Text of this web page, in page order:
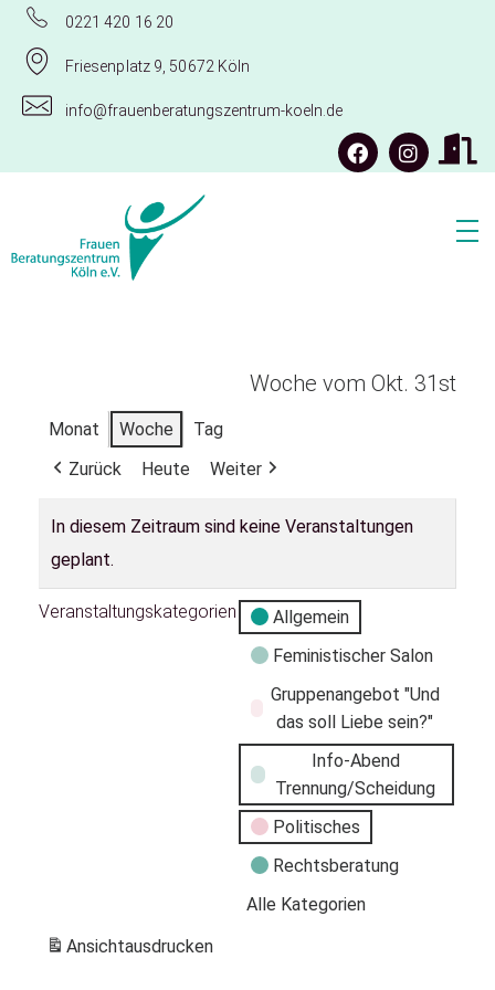
0221 420 16 20
Friesenplatz 9, 50672 Köln
info@frauenberatungszentrum-koeln.de
Woche vom Okt. 31st
Monat Woche
Tag
Zurück
Heute Weiter
In diesem Zeitraum sind keine Veranstaltungen
geplant.
Veranstaltungskategorien
Allgemein
Feministischer Salon
Gruppenangebot "Und
das soll Liebe sein?"
Info-Abend
Trennung/Scheidung
Politisches
Rechtsberatung
Alle Kategorien
Ansichtausdrucken